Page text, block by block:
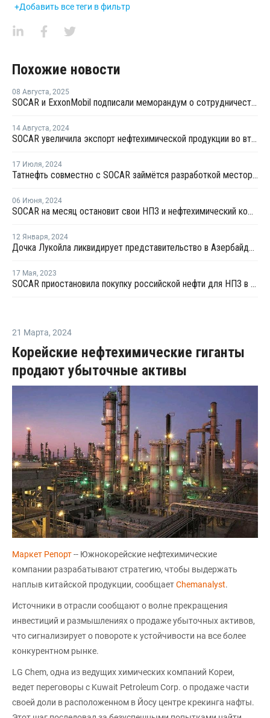
+Добавить все теги в фильтр
Похожие новости
08 Августа, 2025
SOCAR и ExxonMobil подписали меморандум о сотрудничестве
14 Августа, 2024
SOCAR увеличила экспорт нефтехимической продукции во втором квартале
17 Июля, 2024
Татнефть совместно с SOCAR займётся разработкой месторождения в Азербайджане
06 Июня, 2024
SOCAR на месяц остановит свои НПЗ и нефтехимический комплекс на профилактику
12 Января, 2024
Дочка Лукойла ликвидирует представительство в Азербайджане
17 Мая, 2023
SOCAR приостановила покупку российской нефти для НПЗ в Турции
21 Марта, 2024
Корейские нефтехимические гиганты
продают убыточные активы
Маркет Репорт-- Южнокорейские нефтехимические
компании разрабатывают стратегию, чтобы выдержать
наплыв китайской продукции, сообщаетChemanalyst.
Источники в отрасли сообщают о волне прекращения
инвестиций и размышлениях о продаже убыточных активов,
что сигнализирует о повороте к устойчивости на все более
конкурентном рынке.
LG Chem, одна из ведущих химических компаний Кореи,
ведет переговоры с Kuwait Petroleum Corp. о продаже части
своей доли в расположенном в Йосу центре крекинга нафты.